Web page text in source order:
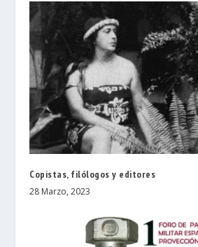
Copistas, filólogos y editores
28 Marzo, 2023